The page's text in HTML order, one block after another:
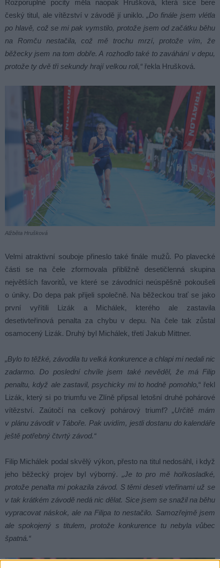
Rozporuplné pocity měla naopak Hrušková, která sice bere
český titul, ale vítězství v závodě jí uniklo.„Do finále jsem vlétla
po hlavě, což se mi pak vymstilo, protože jsem od začátku běhu
na Romču nestačila, což mě trochu mrzí, protože vím, že
běžecky jsem na tom dobře. A rozhodlo také to zaváhání v depu,
protože ty dvě tři sekundy hrají velkou roli,“ řekla Hrušková.
Alžběta Hrušková
Velmi atraktivní souboje přineslo také finále mužů. Po plavecké
části se na čele zformovala přibližně desetičlenná skupina
největších favoritů, ve které se závodníci neúspěšně pokoušeli
o úniky. Do depa pak přijeli společně. Na běžeckou trať se jako
první vyřítili Lizák a Michálek, kterého ale zastavila
desetivteřinová penalta za chybu v depu. Na čele tak zůstal
osamocený Lizák. Druhý byl Michálek, třetí Jakub Mittner.
„Bylo to těžké, závodila tu velká konkurence a chlapi mi nedali nic
zadarmo. Do poslední chvíle jsem také nevěděl, že má Filip
penaltu, když ale zastavil, psychicky mi to hodně pomohlo,“ řekl
Lizák, který si po triumfu ve Zlíně připsal letošní druhé pohárové
vítězství. Zaútočí na celkový pohárový triumf?„Určitě mám
v plánu závodit v Táboře. Pak uvidím, jestli dostanu do kalendáře
ještě potřebný čtvrtý závod.“
Filip Michálek podal skvělý výkon, přesto na titul nedosáhl, i když
jeho běžecký projev byl výborný. „Je to pro mě hořkosladké,
protože penalta mi pokazila závod. S těmi deseti vteřinami už se
v tak krátkém závodě nedá nic dělat. Sice jsem se snažil na běhu
vypracovat náskok, ale na Filipa to nestačilo. Samozřejmě jsem
ale spokojený s titulem, protože konkurence tu nebyla vůbec
špatná.“